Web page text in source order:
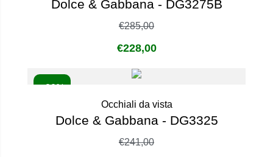
Dolce & Gabbana - DG3275B
€285,00
€228,00
- 20%
Occhiali da vista
Dolce & Gabbana - DG3325
€241,00